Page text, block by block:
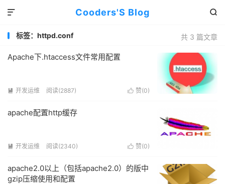
Cooders'S Blog 

共 3 篇文章
标签：httpd.conf
Apache下.htaccess文件常用配置
 赞(0)
 开发运维 阅读(2887)
apache配置http缓存
 赞(0)
 开发运维 阅读(2340)
apache2.0以上（包括apache2.0）的版中
gzip压缩使用和配置